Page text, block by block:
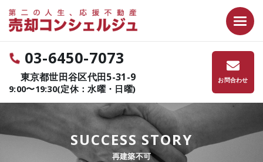
03-6450-7073
東京都世田谷区代田5-31-9
9:00〜19:30(定休：水曜・日曜)
お問合わせ
SUCCESS STORY
再建築不可